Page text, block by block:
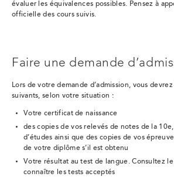
évaluer les équivalences possibles. Pensez à
officielle des cours suivis.
Faire une demande
Lors de votre demande d’admission, vous
suivants, selon votre situation :
Votre certificat de naissance
des copies de vos relevés de notes de la
d’études ainsi que des copies de vos
de votre diplôme s’il est obtenu
Votre résultat au test de langue. Consultez
connaître les tests acceptés